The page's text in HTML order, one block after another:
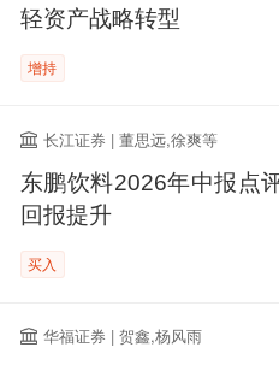
轻资产战略转型
增持
长江证券 | 董思远,徐爽等
东鹏饮料2026年中报点
回报提升
买入
华福证券 | 贺鑫,杨风雨